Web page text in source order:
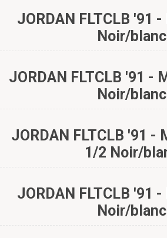
JORDAN FLTCLB '91
Noir/blanc
JORDAN FLTCLB '91 -
Noir/blanc
JORDAN FLTCLB '91 -
1/2 Noir/
JORDAN FLTCLB '91
Noir/blanc